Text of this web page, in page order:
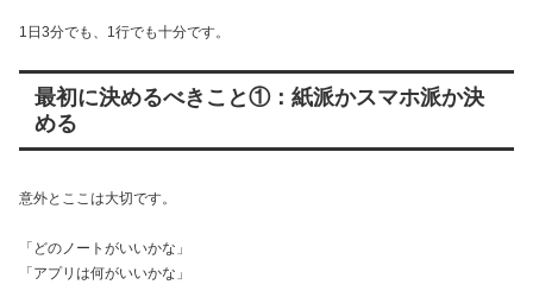
1日3分でも、1行でも十分です。
最初に決めるべきこと①：紙派かスマホ派か決
める
意外とここは大切です。
「どのノートがいいかな」
「アプリは何がいいかな」